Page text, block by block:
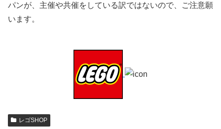
パンが、主催や共催をしている訳ではないので、ご注意願
います。
レゴSHOP